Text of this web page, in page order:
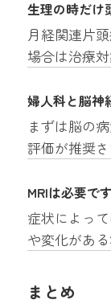
生理の時だけ
月経関連片
場合は治療対
婦人科と脳神
まずは脳の
評価が推奨さ
MRIは必要で
症状によっ
や変化があ
まとめ